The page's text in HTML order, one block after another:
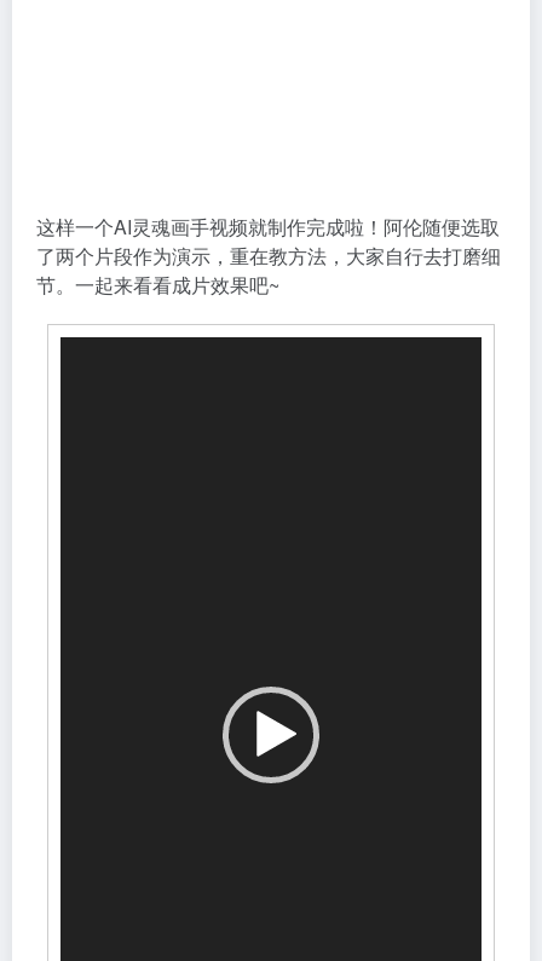
这样一个AI灵魂画手视频就制作完成啦！阿伦随便选取
了两个片段作为演示，重在教方法，大家自行去打磨细
节。一起来看看成片效果吧~